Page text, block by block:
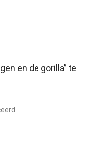
en de gorilla” te